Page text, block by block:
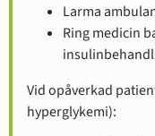
Larma
Ring medicin
Vid opåverkad
hyperglykemi):